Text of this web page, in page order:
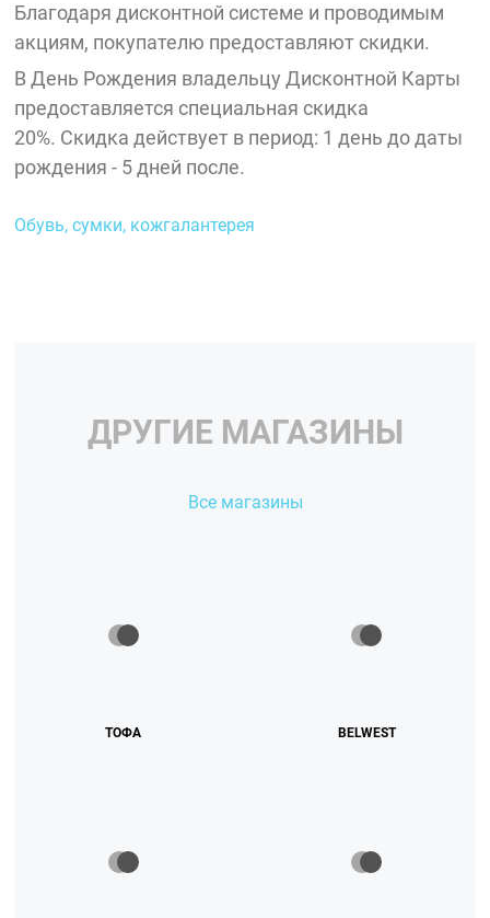
Благодаря дисконтной системе и проводимым
акциям, покупателю предоставляют скидки.
В День Рождения владельцу Дисконтной Карты
предоставляется специальная скидка
20%. Скидка действует в период: 1 день до даты
рождения - 5 дней после.
Обувь, сумки, кожгалантерея
ДРУГИЕ МАГАЗИНЫ
Все магазины
ТОФА BELWEST